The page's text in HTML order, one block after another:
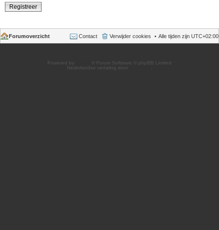
Registreer
Forumoverzicht Alle tijden zijn UTC+02:00
Verwijder cookies
Contact
Powered by
® Forum Software © phpBB Limited
Nederlandse vertaling door